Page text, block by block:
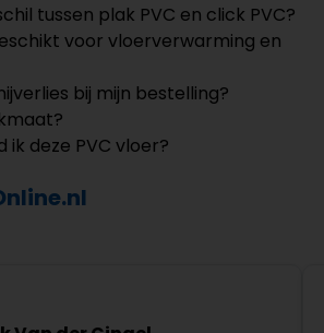
tussen plak PVC en click PVC?
voor vloerverwarming en
bij mijn bestelling?
ik deze PVC vloer?